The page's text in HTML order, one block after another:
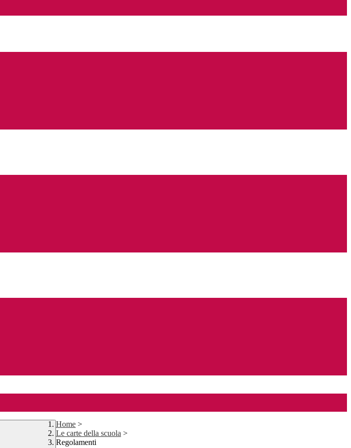
Home >
Le carte della scuola >
Regolamenti